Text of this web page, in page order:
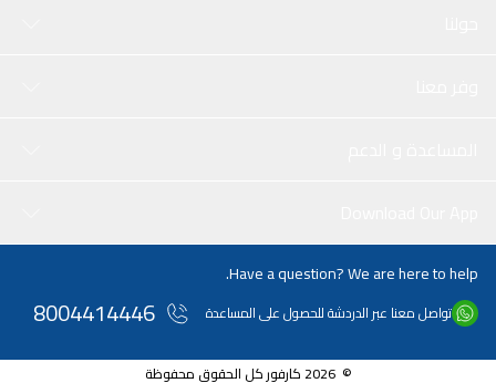
Have a question? We are here to help.
تواصل معنا عبر الدردشة للحصول على المساعدة 8004414446
© 2026 كارفور كل الحقوق محفوظة